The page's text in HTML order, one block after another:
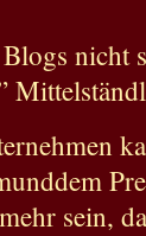
nicht
sein,